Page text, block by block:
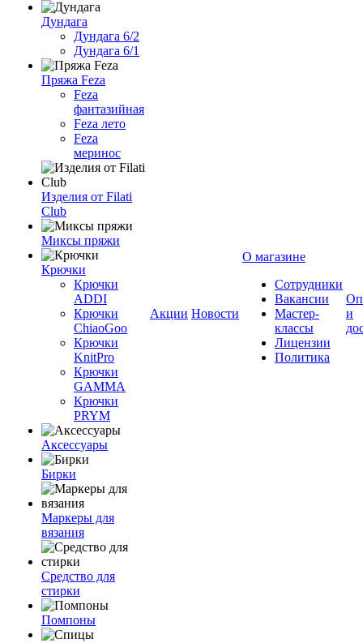
Дундага
Дундага 6/2
Дундага 6/1
Пряжа Feza
Feza
фантазийная
Feza лето
Feza
меринос
Изделия от Filati
Club
Миксы пряжи
Крючки
Крючки
ADDI
Крючки
ChiaoGoo
Крючки
KnitPro
Крючки
GAMMA
Крючки
PRYM
Аксессуары
Бирки
Маркеры для
вязания
Средство для
стирки
Помпоны
Акции Новости
О магазине
Сотрудники
Вакансии
Мастер-
классы
Лицензии
Политика
и